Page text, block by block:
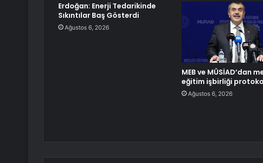
Erdoğan: Enerji Tedarikinde
Sıkıntılar Baş Gösterdi
Ağustos 6, 2026
MEB ve MÜSİAD’dan
eğitim işbirliği
Ağustos 6, 2026